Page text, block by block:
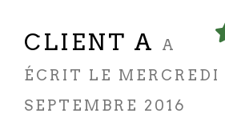
CLIENT A
A
ÉCRIT LE MERCREDI
SEPTEMBRE 2016